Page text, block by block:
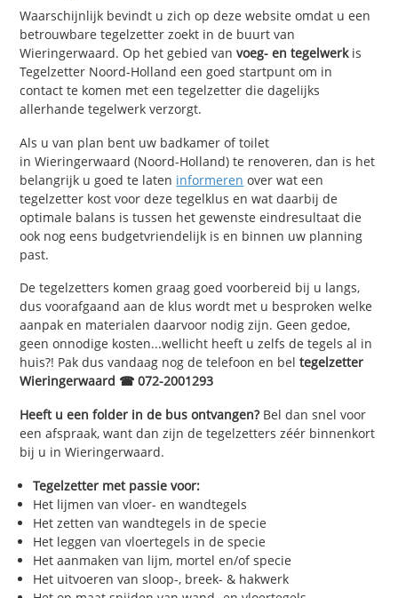
Waarschijnlijk bevindt u zich op deze website omdat u een
betrouwbare tegelzetter zoekt in de buurt van
Wieringerwaard. Op het gebied van voeg- en tegelwerkis
Tegelzetter Noord-Holland een goed startpunt om in
contact te komen met een tegelzetter die dagelijks
allerhande tegelwerk verzorgt.
Als u van plan bent uw badkamer of toilet
in Wieringerwaard (Noord-Holland) te renoveren, dan is het
belangrijk u goed te laten informeren over wat een
tegelzetter kost voor deze tegelklus en wat daarbij de
optimale balans is tussen het gewenste eindresultaat die
ook nog eens budgetvriendelijk is en binnen uw planning
past.
De tegelzetters komen graag goed voorbereid bij u langs,
dus voorafgaand aan de klus wordt met u besproken welke
aanpak en materialen daarvoor nodig zijn. Geen gedoe,
geen onnodige kosten...wellicht heeft u zelfs de tegels al in
huis?! Pak dus vandaag nog de telefoon en beltegelzetter
Wieringerwaard ☎ 072-2001293
Heeft u een folder in de bus ontvangen?Bel dan snel voor
een afspraak, want dan zijn de tegelzetters zéér binnenkort
bij u in Wieringerwaard.
Tegelzetter met passie voor:
Het lijmen van vloer- en wandtegels
Het zetten van wandtegels in de specie
Het leggen van vloertegels in de specie
Het aanmaken van lijm, mortel en/of specie
Het uitvoeren van sloop-, breek- & hakwerk